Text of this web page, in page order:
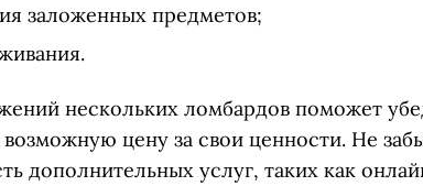
заложенных предметов;
нескольких ломбардов поможет
цену за свои ценности. Не
дополнительных услуг, таких как